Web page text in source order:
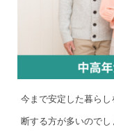
今まで安定した暮ら
断する方が多いのでし